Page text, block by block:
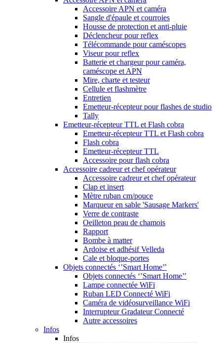
Accessoire APN et caméra
Sangle d'épaule et courroies
Housse de protection et anti-pluie
Déclencheur pour reflex
Télécommande pour caméscopes
Viseur pour reflex
Batterie et chargeur pour caméra,
caméscope et APN
Mire, charte et testeur
Cellule et flashmètre
Entretien
Emetteur-récepteur pour flashes de studio
Tally
Emetteur-récepteur TTL et Flash cobra
Emetteur-récepteur TTL et Flash cobra
Flash cobra
Emetteur-récepteur TTL
Accessoire pour flash cobra
Accessoire cadreur et chef opérateur
Accessoire cadreur et chef opérateur
Clap et insert
Mètre ruban cm/pouce
Marqueur en sable 'Sausage Markers'
Verre de contraste
Oeilleton peau de chamois
Rapport
Bombe à matter
Ardoise et adhésif Velleda
Cale et bloque-portes
Objets connectés ‘’Smart Home’’
Objets connectés ‘’Smart Home’’
Lampe connectée WiFi
Ruban LED Connecté WiFi
Caméra de vidéosurveillance WiFi
Interrupteur Gradateur Connecté
Autre accessoires
Infos
Infos